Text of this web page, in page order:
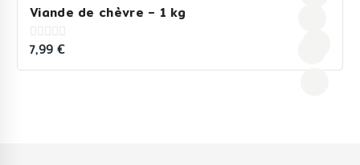
Viande de chèvre – 1 kg
0
out
of
7,99 €